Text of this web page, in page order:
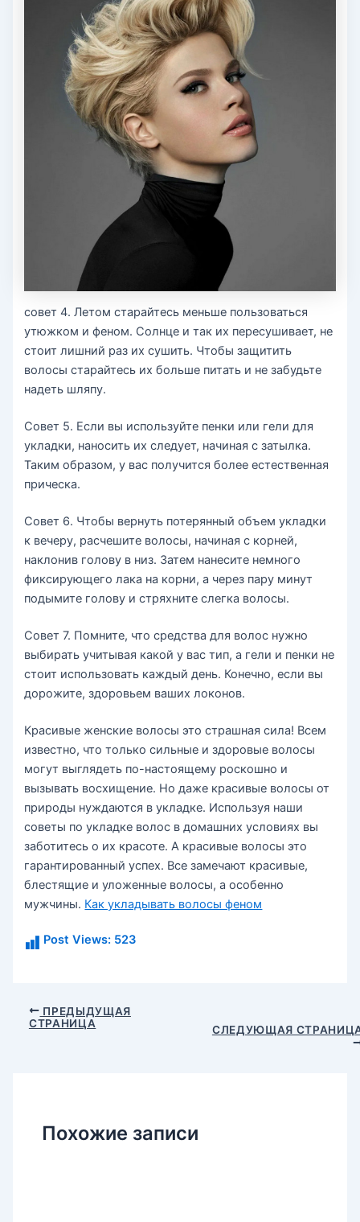
совет 4. Летом старайтесь меньше пользоваться
утюжком и феном. Солнце и так их пересушивает, не
стоит лишний раз их сушить. Чтобы защитить
волосы старайтесь их больше питать и не забудьте
надеть шляпу.
Совет 5. Если вы используйте пенки или гели для
укладки, наносить их следует, начиная с затылка.
Таким образом, у вас получится более естественная
прическа.
Совет 6. Чтобы вернуть потерянный объем укладки
к вечеру, расчешите волосы, начиная с корней,
наклонив голову в низ. Затем нанесите немного
фиксирующего лака на корни, а через пару минут
подымите голову и стряхните слегка волосы.
Совет 7. Помните, что средства для волос нужно
выбирать учитывая какой у вас тип, а гели и пенки не
стоит использовать каждый день. Конечно, если вы
дорожите, здоровьем ваших локонов.
Красивые женские волосы это страшная сила! Всем
известно, что только сильные и здоровые волосы
могут выглядеть по-настоящему роскошно и
вызывать восхищение. Но даже красивые волосы от
природы нуждаются в укладке. Используя наши
советы по укладке волос в домашних условиях вы
заботитесь о их красоте. А красивые волосы это
гарантированный успех. Все замечают красивые,
блестящие и уложенные волосы, а особенно
мужчины. Как укладывать волосы феном
Post Views: 523
Навигация
ПРЕДЫДУЩАЯ
СТРАНИЦА
СЛЕДУЮЩАЯ
Похожие записи